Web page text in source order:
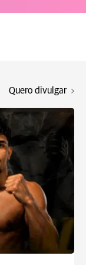
Quero divulgar